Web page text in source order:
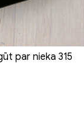
par nieka 315